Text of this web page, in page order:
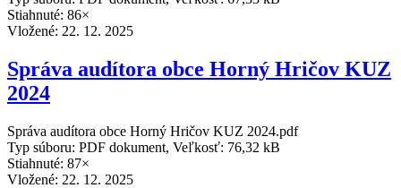
Stiahnuté: 86×
Vložené: 22. 12. 2025
Správa audítora obce Horný Hričov KUZ
2024
Správa audítora obce Horný Hričov KUZ 2024.pdf
Typ súboru: PDF dokument, Veľkosť: 76,32 kB
Stiahnuté: 87×
Vložené: 22. 12. 2025